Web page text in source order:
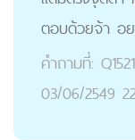
ตอบด้วยจ้า อย
คำถามที่: Q1521
03/06/2549